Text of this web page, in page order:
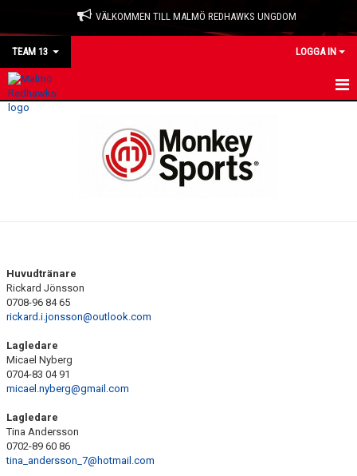
VÄLKOMMEN TILL MALMÖ REDHAWKS UNGDOM
TEAM 13 LOGGA IN
HEM
BILDGALLERI
DOKUMENT
KONTAKT
Huvudtränare
Rickard Jönsson
0708-96 84 65
rickard.i.jonsson@outlook.com
Lagledare
Micael Nyberg
0704-83 04 91
micael.nyberg@gmail.com
Lagledare
Tina Andersson
0702-89 60 86
tina_andersson_7@hotmail.com